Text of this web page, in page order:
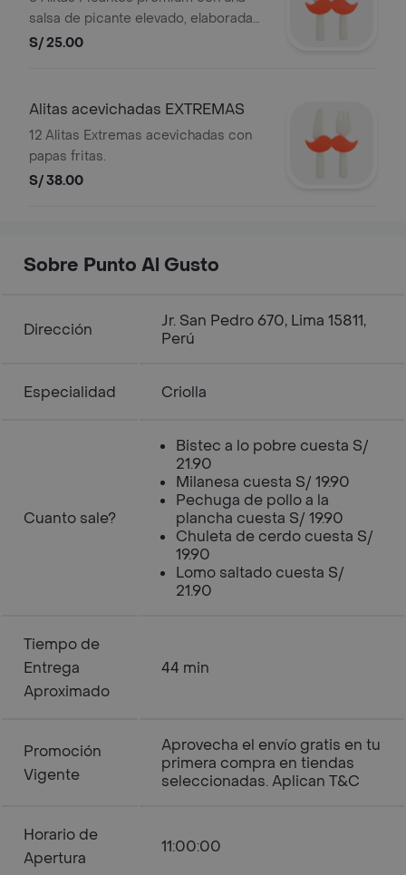
salsa de picante elevado, elaborada
con ajíes seleccionados que aportan
S/ 25.00
Alitas acevichadas EXTREMAS
12 Alitas Extremas acevichadas con
papas fritas.
S/ 38.00
Sobre Punto Al Gusto
Dirección
Jr. San Pedro 670, Lima 15811,
Perú
Especialidad Criolla
Cuanto sale?
Bistec a lo pobre cuesta S/
21.90
Milanesa cuesta S/ 19.90
Pechuga de pollo a la
plancha cuesta S/ 19.90
Chuleta de cerdo cuesta S/
19.90
Lomo saltado cuesta S/
21.90
Tiempo de
Entrega
Aproximado
44 min
Promoción
Vigente
Aprovecha el envío gratis en tu
primera compra en tiendas
seleccionadas. Aplican T&C
Horario de
Apertura
11:00:00